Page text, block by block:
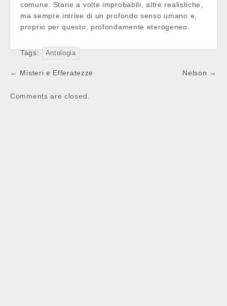
comune. Storie a volte improbabili, altre realistiche,
ma sempre intrise di un profondo senso umano e,
proprio per questo, profondamente eterogeneo.
Tags: Antologia
Post
← Misteri e Efferatezze Nelson →
Comments are closed.